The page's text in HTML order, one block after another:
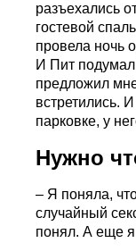
разъехались
гостевой
провела ночь
И Пит
предложил
встретились.
парковке, у
Нужно
– Я поняла,
случайный
понял. А еще я